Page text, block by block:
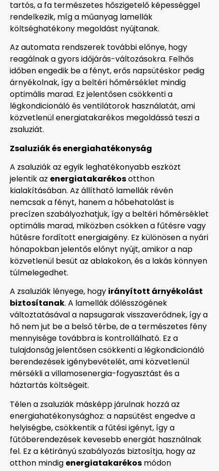
tartós, a fa természetes hőszigetelő képességgel
rendelkezik, míg a műanyag lamellák
költséghatékony megoldást nyújtanak.
Az automata rendszerek további előnye, hogy
reagálnak a gyors időjárás-változásokra. Felhős
időben engedik be a fényt, erős napsütéskor pedig
árnyékolnak, így a beltéri hőmérséklet mindig
optimális marad. Ez jelentősen csökkenti a
légkondicionáló és ventilátorok használatát, ami
közvetlenül energiatakarékos megoldássá teszi a
zsaluziát.
Zsaluziák és energiahatékonyság
A zsaluziák az egyik leghatékonyabb eszközt
jelentik az energiatakarékosotthon
kialakításában. Az állítható lamellák révén
nemcsak a fényt, hanem a hőbehatolást is
precízen szabályozhatjuk, így a beltéri hőmérséklet
optimális marad, miközben csökken a fűtésre vagy
hűtésre fordított energiaigény. Ez különösen a nyári
hónapokban jelentős előnyt nyújt, amikor a nap
közvetlenül besüt az ablakokon, és a lakás könnyen
túlmelegedhet.
A zsaluziák lényege, hogy irányított árnyékolást
biztosítanak. A lamellák dőlésszögének
változtatásával a napsugarak visszaverődnek, így a
hő nem jut be a belső térbe, de a természetes fény
mennyisége továbbra is kontrollálható. Ez a
tulajdonság jelentősen csökkenti a légkondicionáló
berendezések igénybevételét, ami közvetlenül
mérsékli a villamosenergia-fogyasztást és a
háztartás költségeit.
Télen a zsaluziák másképp járulnak hozzá az
energiahatékonysághoz: a napsütést engedve a
helyiségbe, csökkentik a fűtési igényt, így a
fűtőberendezések kevesebb energiát használnak
fel. Ez a kétirányú szabályozás biztosítja, hogy az
otthon mindig energiatakarékos módon